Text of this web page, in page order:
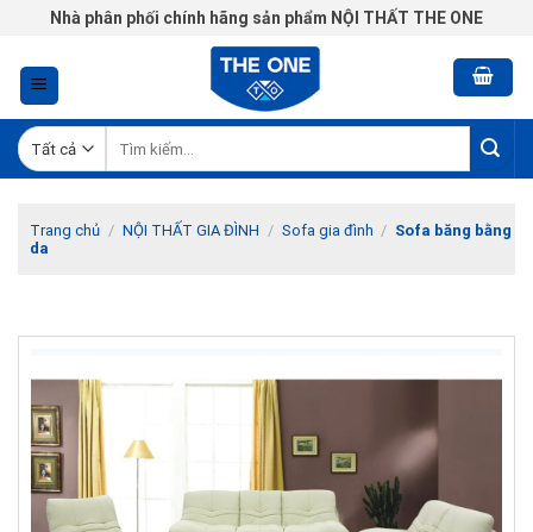
Chuyển
nội
dung
Nhà phân phối chính hãng sản phẩm NỘI THẤT THE ONE
kiếm:
Trang chủ / NỘI THẤT GIA ĐÌNH / Sofa gia đình / Sofa băng bằng
da